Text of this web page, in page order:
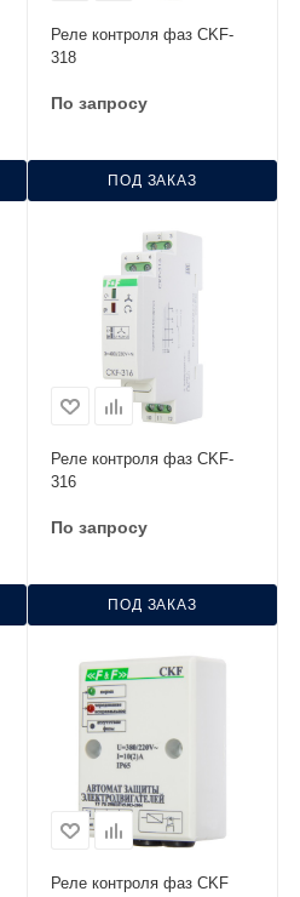
Реле контроля фаз CKF-
318
По запросу
ПОД ЗАКАЗ
Реле контроля фаз CKF-
316
По запросу
ПОД ЗАКАЗ
Реле контроля фаз CKF